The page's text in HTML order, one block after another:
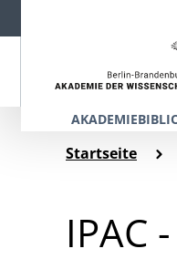
Startseite
IPAC